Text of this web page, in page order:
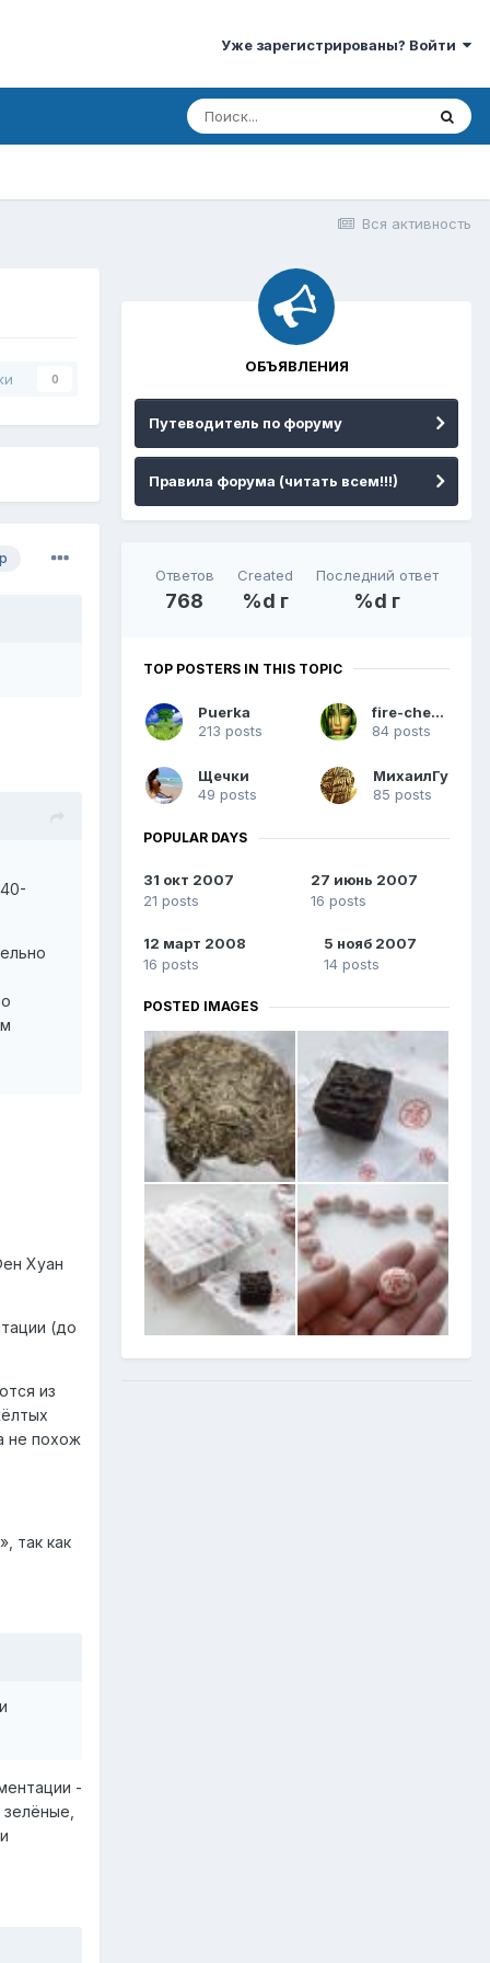
Уже зарегистрированы? Войти
Вся активность
0
Хуан
(до
из
не похож
так как
-
ОБЪЯВЛЕНИЯ
Путеводитель по форуму
Правила форума (читать всем!!!)
Ответов
768
Created
%d г
Последний ответ
%d г
TOP POSTERS IN THIS TOPIC
Puerka
213 posts
fire-cherry
84 posts
Щечки
49 posts
МихаилГу
85 posts
POPULAR DAYS
31 окт 2007
21 posts
27 июнь 2007
16 posts
12 март 2008
16 posts
5 нояб 2007
14 posts
POSTED IMAGES